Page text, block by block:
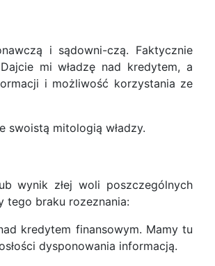
i sądowni-czą. Faktycznie
mi władzę nad kredytem, a
i możliwość korzystania ze
swoistą mitologią władzy.
wynik złej woli poszczególnych
tego braku rozeznania:
kredytem finansowym. Mamy tu
dysponowania informacją.